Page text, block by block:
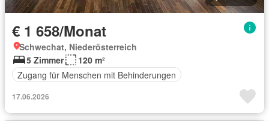
€ 1 658/Monat
Schwechat, Niederösterreich
5 Zimmer
120 m²
Zugang für Menschen mit Behinderungen
17.06.2026